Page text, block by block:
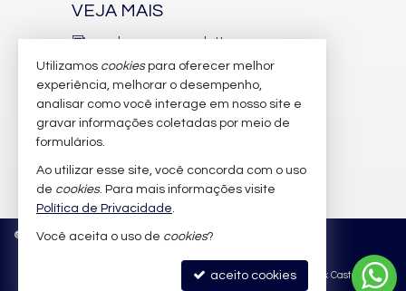
VEJA MAIS
receba nosso newsletter
indicadores financeiros
cadastre seu imóvel
imóveis favoritos
mapa de imóveis
© 2026 CRECI/SC 6.388-J Política de Privacidade
Site para imobiliárias: Castel Digital
Utilizamos cookiespara oferecer melhor
experiência, melhorar o desempenho,
analisar como você interage em nosso site e
gravar informações coletadas por meio de
formulários.
Ao utilizar esse site, você concorda com o uso
de cookies. Para mais informações visite
Política de Privacidade.
Você aceita o uso de cookies?
aceito cookies